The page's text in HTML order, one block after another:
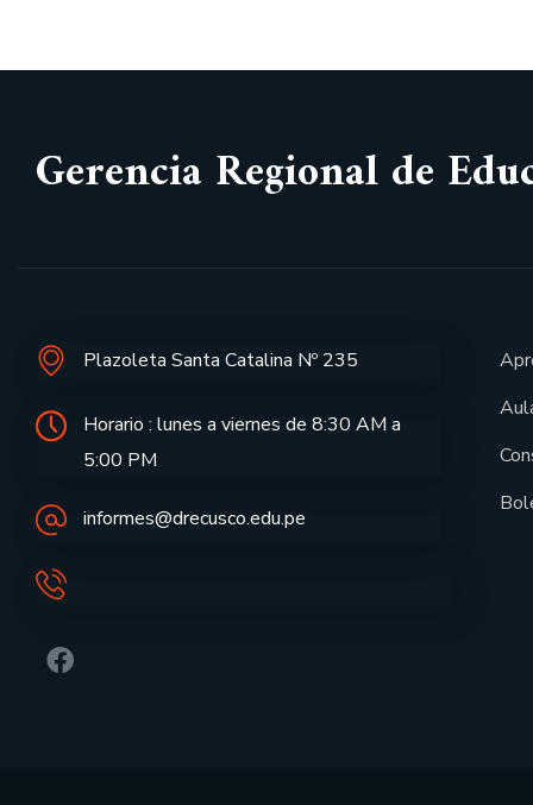
Gerencia Regional de
Plazoleta Santa Catalina Nº 235
Horario : lunes a viernes de 8:30 AM a
5:00 PM
informes@drecusco.edu.pe